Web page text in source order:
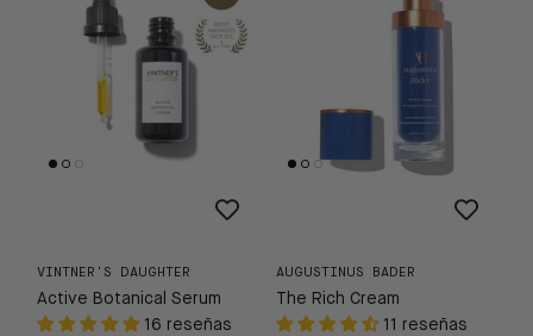
VINTNER'S DAUGHTER
Active Botanical Serum
16 reseñas
AUGUSTINUS BADER
The Rich Cream
11 reseñas